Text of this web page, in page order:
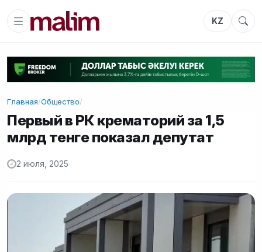
KZ
Главная/Общество/
Первый в РК крематорий за 1,5
млрд тенге показал депутат
2 июля, 2025